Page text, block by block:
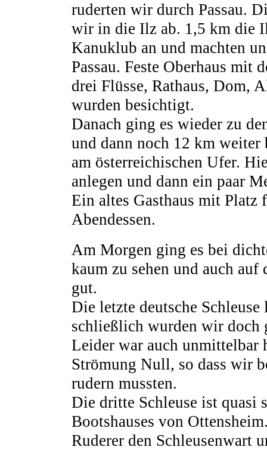
ruderten wir durch Passau.
wir in die Ilz ab. 1,5 km die
Kanuklub an und machten
Passau. Feste Oberhaus mit
drei Flüsse, Rathaus, Dom,
wurden besichtigt.
Danach ging es wieder zu
und dann noch 12 km
am österreichischen Ufer.
anlegen und dann ein paar
Ein altes Gasthaus mit Platz
Abendessen.
Am Morgen ging es bei
kaum zu sehen und auch
gut.
Die letzte deutsche
schließlich wurden wir doch
Leider war auch unmittelbar
Strömung Null, so dass wir
rudern mussten.
Die dritte Schleuse ist quasi
Bootshauses von
Ruderer den Schleusenwart